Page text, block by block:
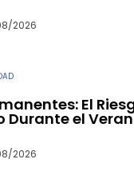
2026
El
Durante el
2026